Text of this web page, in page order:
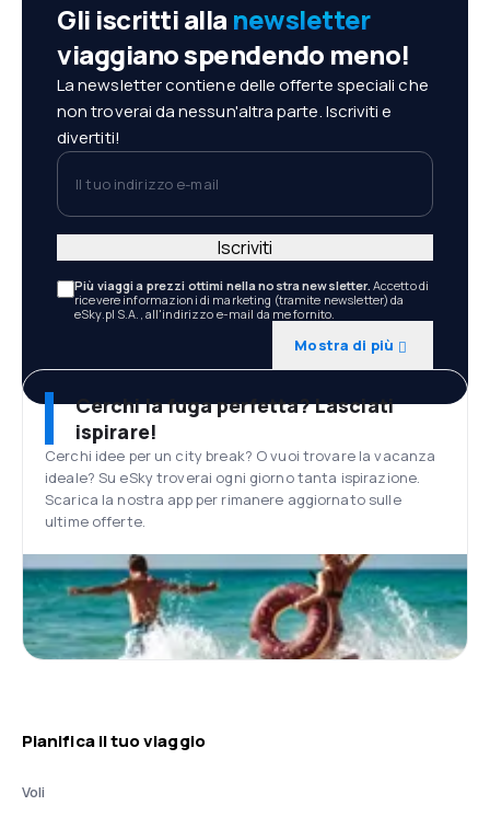
Gli iscritti alla newsletter
viaggiano spendendo meno!
La newsletter contiene delle offerte speciali che
non troverai da nessun'altra parte. Iscriviti e
divertiti!
Il tuo indirizzo e-mail
Più viaggi a prezzi ottimi nella nostra newsletter. Accetto di
ricevere informazioni di marketing (tramite newsletter) da
eSky.pl S.A., all'indirizzo e-mail da me fornito.
Mostra di più
Iscriviti
Cerchi la fuga perfetta? Lasciati
ispirare!
Cerchi idee per un city break? O vuoi trovare la vacanza
ideale? Su eSky troverai ogni giorno tanta ispirazione.
Scarica la nostra app per rimanere aggiornato sulle
ultime offerte.
Pianifica il tuo viaggio
Voli